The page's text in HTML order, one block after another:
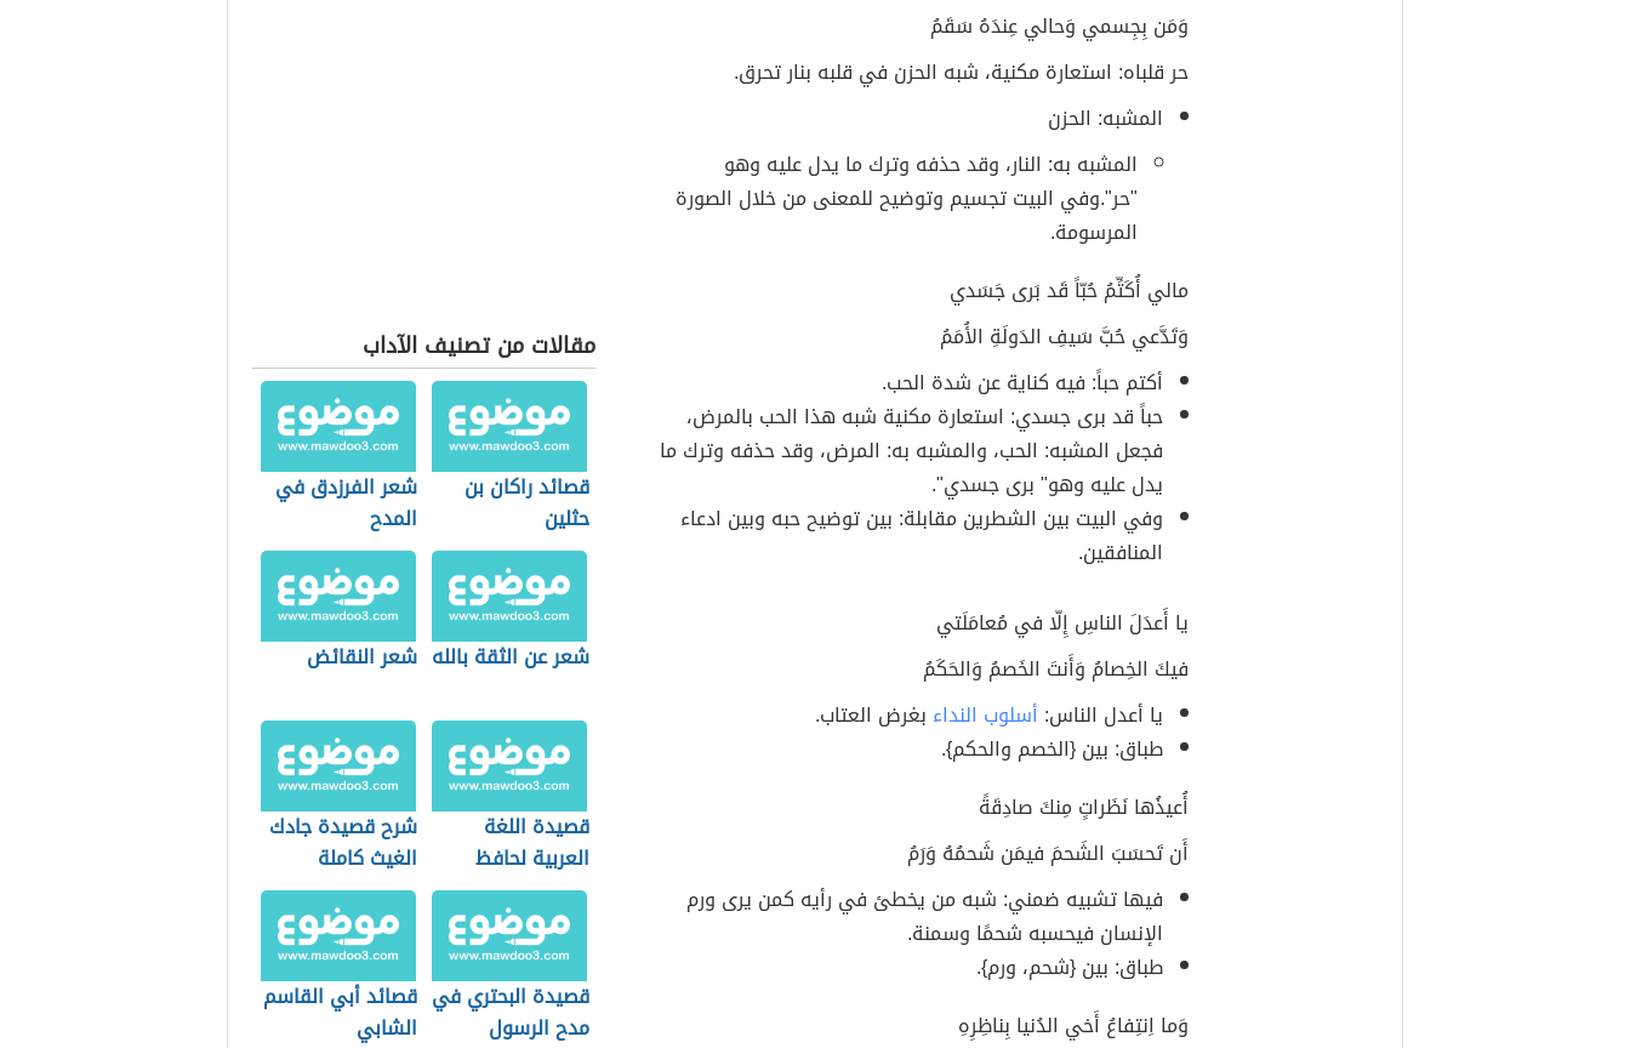
وَمَن بِجِسمي وَحالي عِندَهُ سَقَمُ
حر قلباه: استعارة مكنية، شبه الحزن في قلبه بنار تحرق.
المشبه: الحزن
المشبه به: النار، وقد حذفه وترك ما يدل عليه وهو
"حر".وفي البيت تجسيم وتوضيح للمعنى من خلال الصورة
المرسومة.
مالي أُكَتِّمُ حُبّاً قَد بَرى جَسَدي
وَتَدَّعي حُبَّ سَيفِ الدَولَةِ الأُمَمُ
أكتم حباً: فيه كناية عن شدة الحب.
حباً قد برى جسدي: استعارة مكنية شبه هذا الحب بالمرض،
فجعل المشبه: الحب، والمشبه به: المرض، وقد حذفه وترك ما
يدل عليه وهو" برى جسدي".
وفي البيت بين الشطرين مقابلة: بين توضيح حبه وبين ادعاء
المنافقين.
يا أَعدَلَ الناسِ إِلّا في مُعامَلَتي
فيكَ الخِصامُ وَأَنتَ الخَصمُ وَالحَكَمُ
يا أعدل الناس: أسلوب النداء بغرض العتاب.
طباق: بين {الخصم والحكم}.
أُعيذُها نَظَراتٍ مِنكَ صادِقَةً
أَن تَحسَبَ الشَحمَ فيمَن شَحمُهُ وَرَمُ
فيها تشبيه ضمني: شبه من يخطئ في رأيه كمن يرى ورم
الإنسان فيحسبه شحمًا وسمنة.
طباق: بين {شحم، ورم}.
وَما اِنتِفاعُ أَخي الدُنيا بِناظِرِهِ
مقالات من تصنيف الآداب
قصائد راكان بن
حثلين
شعر الفرزدق في
المدح
شعر عن الثقة بالله شعر النقائض
قصيدة اللغة
العربية لحافظ
ابراهيم
شرح قصيدة جادك
الغيث كاملة
قصيدة البحتري في
مدح الرسول
قصائد أبي القاسم
الشابي